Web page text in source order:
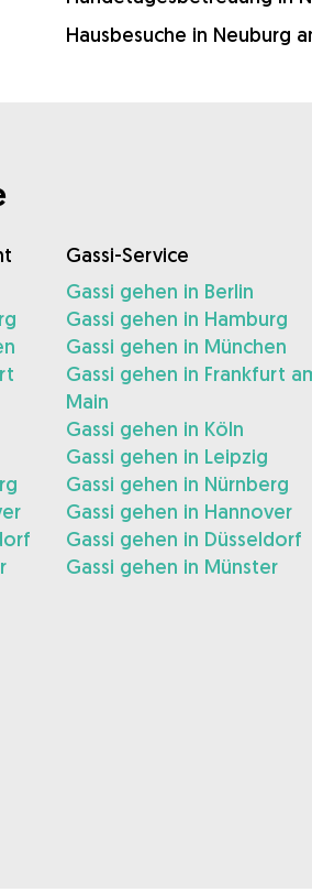
Hausbesuche in Neuburg
Gassi-Service
Gassi gehen in Berlin
Gassi gehen in Hamburg
Gassi gehen in München
Gassi gehen in Frankfurt
Main
Gassi gehen in Köln
Gassi gehen in Leipzig
Gassi gehen in Nürnberg
Gassi gehen in Hannover
Gassi gehen in Düsseldorf
Gassi gehen in Münster